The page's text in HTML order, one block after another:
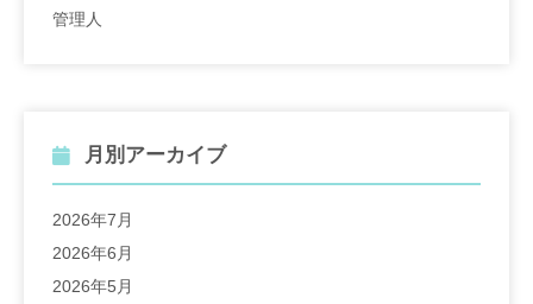
管理人
月別アーカイブ
2026年7月
2026年6月
2026年5月